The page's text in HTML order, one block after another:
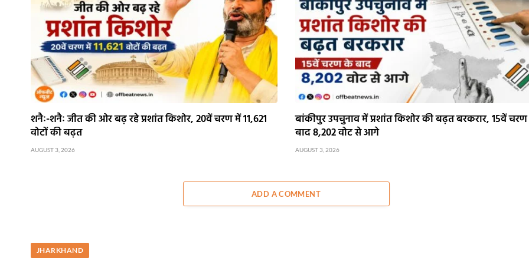
शनैः-शनैः जीत की ओर बढ़ रहे प्रशांत किशोर, 20वें चरण में 11,621
वोटों की बढ़त
AUGUST 3, 2026
बांकीपुर उपचुनाव में प्रशांत किशोर की बढ़त बरकरार, 15वें
बाद 8,202 वोट से आगे
AUGUST 3, 2026
ADD A COMMENT
JHARKHAND